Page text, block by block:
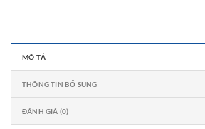
MÔ TẢ
THÔNG TIN BỔ SUNG
ĐÁNH GIÁ (0)